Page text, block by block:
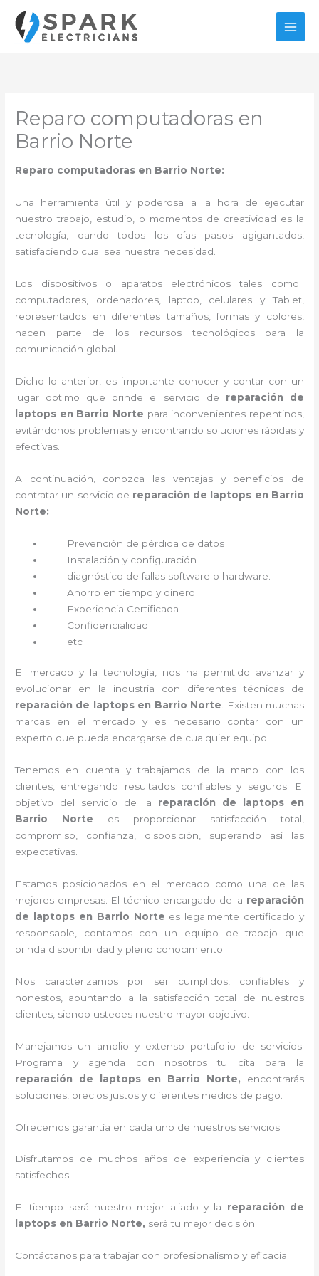
contenido
Reparo computadoras en
Barrio Norte
Reparo computadoras en Barrio Norte:
Una herramienta útil y poderosa a la hora de ejecutar
nuestro trabajo, estudio, o momentos de creatividad es la
tecnología, dando todos los días pasos agigantados,
satisfaciendo cual sea nuestra necesidad.
Los dispositivos o aparatos electrónicos tales como:
computadores, ordenadores, laptop, celulares y Tablet,
representados en diferentes tamaños, formas y colores,
hacen parte de los recursos tecnológicos para la
comunicación global.
Dicho lo anterior, es importante conocer y contar con un
lugar optimo que brinde el servicio de reparación de
laptops en Barrio Norte para inconvenientes repentinos,
evitándonos problemas y encontrando soluciones rápidas y
efectivas.
A continuación, conozca las ventajas y beneficios de
contratar un servicio de reparación de laptops en Barrio
Norte:
Prevención de pérdida de datos
Instalación y configuración
diagnóstico de fallas software o hardware
Ahorro en tiempo y dinero
Experiencia Certificada
Confidencialidad
etc
El mercado y la tecnología, nos ha permitido avanzar y
evolucionar en la industria con diferentes técnicas de
reparación de laptops en Barrio Norte . Existen muchas
marcas en el mercado y es necesario contar con un
experto que pueda encargarse de cualquier equipo.
Tenemos en cuenta y trabajamos de la mano con los
clientes, entregando resultados confiables y seguros. El
objetivo del servicio de la reparación de laptops en
Barrio Norte es proporcionar satisfacción total,
compromiso, confianza, disposición, superando así las
expectativas.
Estamos posicionados en el mercado como una de las
mejores empresas. El técnico encargado de la reparación
de laptops en Barrio Norte es legalmente certificado y
responsable, contamos con un equipo de trabajo que
brinda disponibilidad y pleno conocimiento.
Nos caracterizamos por ser cumplidos, confiables y
honestos, apuntando a la satisfacción total de nuestros
clientes, siendo ustedes nuestro mayor objetivo.
Manejamos un amplio y extenso portafolio de servicios.
Programa y agenda con nosotros tu cita para la
reparación de laptops en Barrio Norte, encontrarás
soluciones, precios justos y diferentes medios de pago.
Ofrecemos garantía en cada uno de nuestros servicios.
Disfrutamos de muchos años de experiencia y clientes
satisfechos.
El tiempo será nuestro mejor aliado y la reparación de
laptops en Barrio Norte, será tu mejor decisión.
Contáctanos para trabajar con profesionalismo y eficacia.